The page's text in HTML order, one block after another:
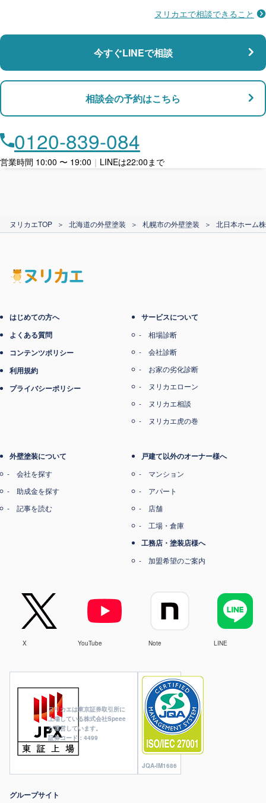
瑕疵保険
支払い対応
ローン利用
カード支払い
マンション・アパート対応
店舗・事務所対応
ヌリカエで相談できること
今すぐLINEで相談
相談会の予約はこちら
0120-839-084
営業時間 10:00 〜 19:00 ｜ LINEは22:00まで
ヌリカエTOP ＞ 北海道の外壁塗装 ＞ 札幌市の外壁塗装 ＞ 北日本ホーム
ヌリカエは東京証券取引所に
上場している株式会社Speee
が運営しています。
証券コード：4499
JQA-IM1686
はじめての方へ
よくある質問
コンテンツポリシー
利用規約
プライバシーポリシー
サービスについて
相場診断
会社診断
お家の劣化診断
ヌリカエローン
ヌリカエ相談
ヌリカエ虎の巻
外壁塗装について
会社を探す
助成金を探す
記事を読む
戸建て以外のオーナー様へ
マンション
アパート
店舗
工場・倉庫
工務店・塗装店様へ
加盟希望のご案内
X YouTube Note LINE
グループサイト